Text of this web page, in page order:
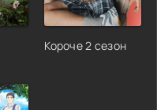
Короче 2 сезон